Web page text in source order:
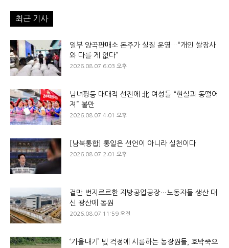
최근 기사
일부 양곡판매소 돈주가 실질 운영…“개인 쌀장사
와 다를 게 없다”
2026.08.07 6:03 오후
남녀평등 대대적 선전에 北 여성들 “현실과 동떨어
져” 불만
2026.08.07 4:01 오후
[남북통합] 통일은 선언이 아니라 실천이다
2026.08.07 2:01 오후
겉만 번지르르한 지방공업공장…노동자들 생산 대
신 광산에 동원
2026.08.07 11:59 오전
‘가을내기’ 빚 걱정에 시름하는 농장원들, 호박죽으